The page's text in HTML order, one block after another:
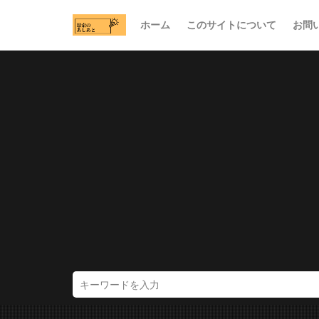
ホーム このサイトについて お問